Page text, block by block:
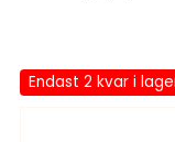
Endast 2 kvar i